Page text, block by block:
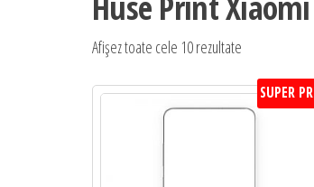
Afișez toate cele 10 rezultate
preț:
de
SUPER